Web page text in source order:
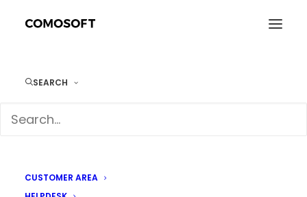
SEARCH
CUSTOMER AREA
Digital publicering